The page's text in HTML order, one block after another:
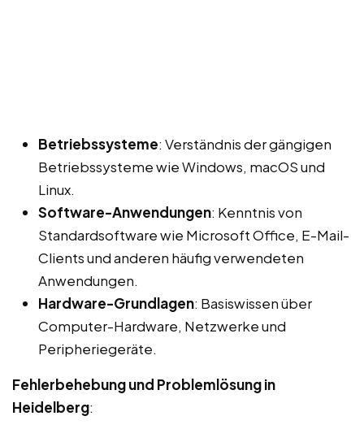
Betriebssysteme: Verständnis der gängigen
Betriebssysteme wie Windows, macOS und
Linux.
Software-Anwendungen: Kenntnis von
Standardsoftware wie Microsoft Office, E-Mail-
Clients und anderen häufig verwendeten
Anwendungen.
Hardware-Grundlagen: Basiswissen über
Computer-Hardware, Netzwerke und
Peripheriegeräte.
Fehlerbehebung und Problemlösung in
Heidelberg: